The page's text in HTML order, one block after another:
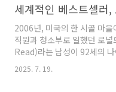
검증된 투자 원칙을 꾸준히
종말론적 비관론이 고개를
속에서 우리는 무엇을 준비하
할까요? 바로 이 근본적인 질
의 혁신 및 기업가 정신 교수이
한 'AI 분야 가장 영향력 있는
(Ethan Mollick)은 그의 저서
2006년, 미국의 한 시골 마을
직원과 청소부로 일했던 로
Read)라는 남성이 92세의
곧 전 세계를 놀라게 했습니다
2025. 7. 19.